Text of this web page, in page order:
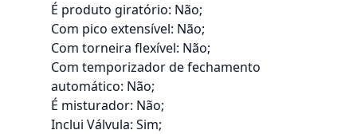
É produto giratório: Não;
Com pico extensível: Não;
Com torneira flexível: Não;
Com temporizador de fechamento
automático: Não;
É misturador: Não;
Inclui Válvula: Sim;